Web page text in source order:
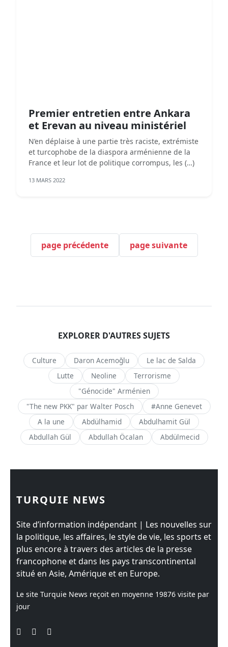
Premier entretien entre Ankara
et Erevan au niveau ministériel
N’en déplaise à une partie très raciste, extrémiste
et turcophobe de la diaspora arménienne de la
France et leur lot de politique corrompus, les (…)
13 MARS 2022
page précédente page suivante
EXPLORER D'AUTRES SUJETS
Culture Daron Acemoğlu
Le lac de Salda
Lutte
Neoline
Terrorisme
"Génocide" Arménien
"The new PKK" par Walter Posch
#Anne Genevet
A la une
Abdülhamid
Abdulhamit Gül
Abdullah Gül
Abdullah Öcalan Abdülmecid
TURQUIE NEWS
Site d’information indépendant | Les nouvelles sur
la politique, les affaires, le style de vie, les sports et
plus encore à travers des articles de la presse
francophone et dans les pays transcontinental
situé en Asie, Amérique et en Europe.
Le site Turquie News reçoit en moyenne 19876 visite par
jour